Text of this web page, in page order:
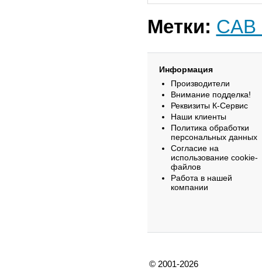
Метки: CAB
Информация
Производители
Внимание подделка!
Реквизиты К-Сервис
Наши клиенты
Политика обработки
персональных данных
Согласие на
использование cookie-
файлов
Работа в нашей
компании
© 2001-2026